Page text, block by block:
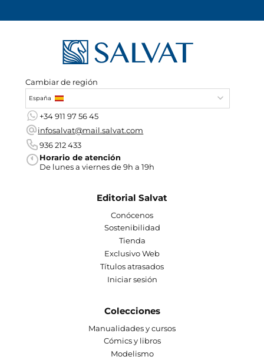
Cambiar de región
España
+34 911 97 56 45
infosalvat@mail.salvat.com
936 212 433
Horario de atención
De lunes a viernes de 9h a 19h
Editorial Salvat
Conócenos
Sostenibilidad
Tienda
Exclusivo Web
Títulos atrasados
Iniciar sesión
Colecciones
Manualidades y cursos
Cómics y libros
Modelismo